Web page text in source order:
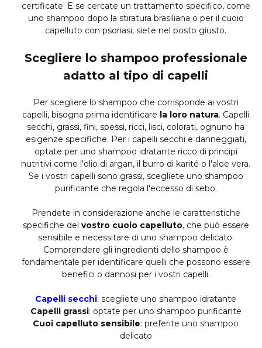
certificate. E se cercate un trattamento specifico, come
uno shampoo dopo la stiratura brasiliana o per il cuoio
capelluto con psoriasi, siete nel posto giusto.
Scegliere lo shampoo professionale
adatto al tipo di capelli
Per scegliere lo shampoo che corrisponde ai vostri
capelli, bisogna prima identificare la loro natura. Capelli
secchi, grassi, fini, spessi, ricci, lisci, colorati, ognuno ha
esigenze specifiche. Per i capelli secchi e danneggiati,
optate per uno shampoo idratante ricco di principi
nutritivi come l'olio di argan, il burro di karité o l'aloe vera.
Se i vostri capelli sono grassi, scegliete uno shampoo
purificante che regola l'eccesso di sebo.
Prendete in considerazione anche le caratteristiche
specifiche del vostro cuoio capelluto, che può essere
sensibile e necessitare di uno shampoo delicato.
Comprendere gli ingredienti dello shampoo è
fondamentale per identificare quelli che possono essere
benefici o dannosi per i vostri capelli.
Capelli secchi: scegliete uno shampoo idratante
Capelli grassi: optate per uno shampoo purificante
Cuoi capelluto sensibile: preferite uno shampoo
delicato